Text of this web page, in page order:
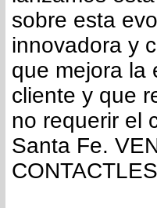
sobre esta
innovadora y
que mejora la
cliente y que
no requerir el
Santa Fe.